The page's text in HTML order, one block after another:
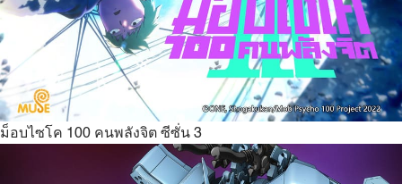
ม็อบไซโค 100 คนพลังจิต ซีซั่น 3